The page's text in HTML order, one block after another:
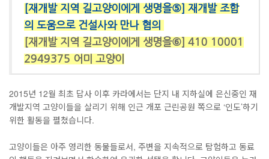
[재개발 지역 길고양이에게 생명을⑤] 재개발 조합
의 도움으로 건설사와 만나 협의
[재개발 지역 길고양이에게 생명을⑥] 410 10001
2949375 어미 고양이
2015년 12월 최초 답사 이후 카라에서는 단지 내 지하실에 은신중인 재
개발지역 고양이들을 살리기 위해 인근 개포 근린공원 쪽으로 ‘인도’하기
위한 활동을 펼쳤습니다.
고양이들은 아주 영리한 동물들로서, 주변을 지속적으로 탐험하고 동료